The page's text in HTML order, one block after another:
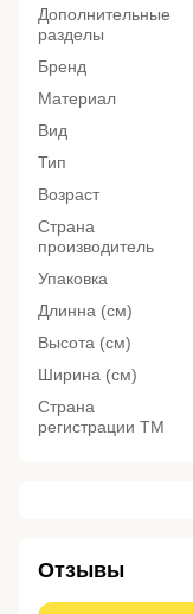
Дополнительные
разделы
Бренд
Материал
Вид
Тип
Возраст
Страна
производитель
Упаковка
Длинна (см)
Высота (см)
Ширина (см)
Страна
регистрации ТМ
Отзывы